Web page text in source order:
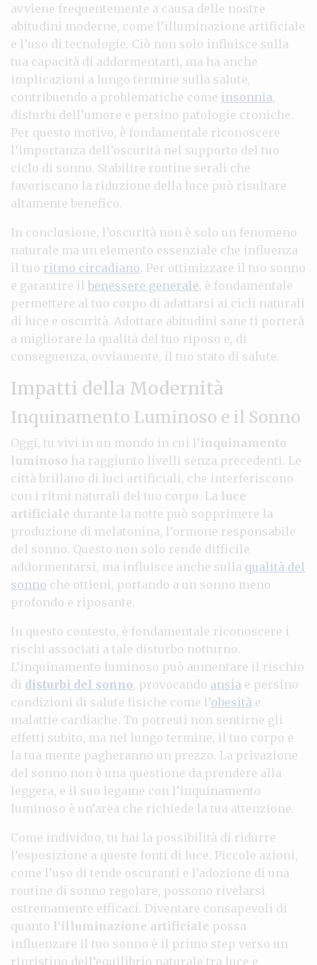
avviene frequentemente a causa delle nostre
abitudini moderne, come l’illuminazione artificiale
e l’uso di tecnologie. Ciò non solo influisce sulla
tua capacità di addormentarti, ma ha anche
implicazioni a lungo termine sulla salute,
contribuendo a problematiche come insonnia,
disturbi dell’umore e persino patologie croniche.
Per questo motivo, è fondamentale riconoscere
l’importanza dell’oscurità nel supporto del tuo
ciclo di sonno. Stabilire routine serali che
favoriscano la riduzione della luce può risultare
altamente benefico.
In conclusione, l’oscurità non è solo un fenomeno
naturale ma un elemento essenziale che influenza
il tuo ritmo circadiano. Per ottimizzare il tuo sonno
e garantire il benessere generale, è fondamentale
permettere al tuo corpo di adattarsi ai cicli naturali
di luce e oscurità. Adottare abitudini sane ti porterà
a migliorare la qualità del tuo riposo e, di
conseguenza, ovviamente, il tuo stato di salute.
Impatti della Modernità
Inquinamento Luminoso e il Sonno
Oggi, tu vivi in un mondo in cui l’inquinamento
luminoso ha raggiunto livelli senza precedenti. Le
città brillano di luci artificiali, che interferiscono
con i ritmi naturali del tuo corpo. La luce
artificiale durante la notte può sopprimere la
produzione di melatonina, l’ormone responsabile
del sonno. Questo non solo rende difficile
addormentarsi, ma influisce anche sulla qualità del
sonno che ottieni, portando a un sonno meno
profondo e riposante.
In questo contesto, è fondamentale riconoscere i
rischi associati a tale disturbo notturno.
L’inquinamento luminoso può aumentare il rischio
di disturbi del sonno, provocando ansia e persino
condizioni di salute fisiche come l’obesità e
malattie cardiache. Tu potresti non sentirne gli
effetti subito, ma nel lungo termine, il tuo corpo e
la tua mente pagheranno un prezzo. La privazione
del sonno non è una questione da prendere alla
leggera, e il suo legame con l’inquinamento
luminoso è un’area che richiede la tua attenzione.
Come individuo, tu hai la possibilità di ridurre
l’esposizione a queste fonti di luce. Piccole azioni,
come l’uso di tende oscuranti e l’adozione di una
routine di sonno regolare, possono rivelarsi
estremamente efficaci. Diventare consapevoli di
quanto l’illuminazione artificiale possa
influenzare il tuo sonno è il primo step verso un
ripristino dell’equilibrio naturale tra luce e